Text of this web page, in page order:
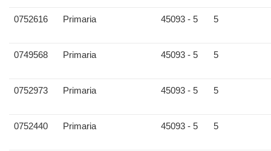
0752616 Primaria 45093 - 5 5
0749568 Primaria 45093 - 5 5
0752973 Primaria 45093 - 5 5
0752440 Primaria 45093 - 5 5